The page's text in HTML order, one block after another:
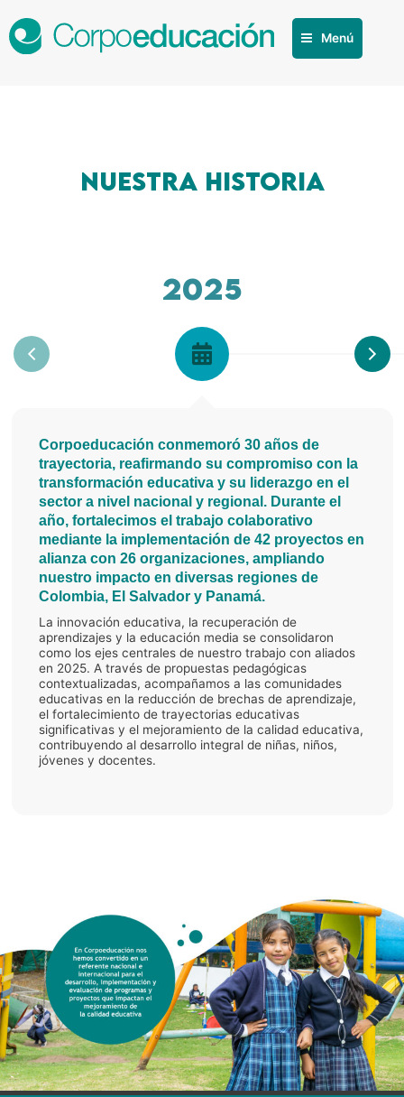
Menú
Nuestra historia
2025
Corpoeducación conmemoró 30 años de
trayectoria, reafirmando su compromiso con la
transformación educativa y su liderazgo en el
sector a nivel nacional y regional. Durante el
año, fortalecimos el trabajo colaborativo
mediante la implementación de 42 proyectos en
alianza con 26 organizaciones, ampliando
nuestro impacto en diversas regiones de
Colombia, El Salvador y Panamá.
La innovación educativa, la recuperación de
aprendizajes y la educación media se consolidaron
como los ejes centrales de nuestro trabajo con aliados
en 2025. A través de propuestas pedagógicas
contextualizadas, acompañamos a las comunidades
educativas en la reducción de brechas de aprendizaje,
el fortalecimiento de trayectorias educativas
significativas y el mejoramiento de la calidad educativa,
contribuyendo al desarrollo integral de niñas, niños,
jóvenes y docentes.